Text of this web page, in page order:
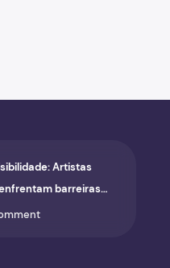
Artistas
barreiras
cultural